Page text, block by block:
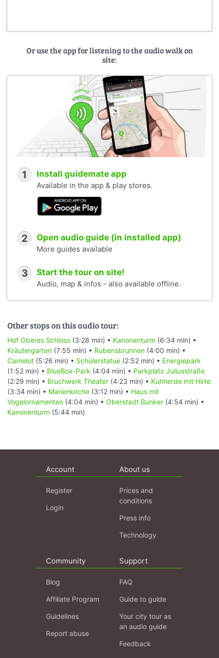
Or use the app for listening to the audio walk on
site:
1 Install guidemate app
Available in the app & play stores.
2 Open audio guide (in installed app)
More guides available
3 Start the tour on site!
Audio, map & infos - also available offline.
Other stops on this audio tour:
Hof Oberes Schloss (3:28 min) • Kanonenturm (6:34 min) •
Kräutergarten (7:55 min) • Rubensbrunnen (4:00 min) •
Camelot (5:26 min) • Schülerstatue (2:52 min) • Energiepark
(1:52 min) • BlueBox-Park (4:04 min) • Parkplatz Juliusstraße
(2:29 min) • Bruchwerk Theater (4:23 min) • Kuhherde mit Hirte
(3:34 min) • Marienkirche (3:12 min) • Haus mit
Vogelornamenten (4:04 min) • Oberstadt Bunker (4:54 min) •
Kanonenturm (5:44 min)
Account
Register
Login
About us
Prices and
conditions
Press info
Technology
Community
Blog
Affiliate Program
Guidelines
Report abuse
Support
FAQ
Guide to guide
Your city tour as
an audio guide
Feedback